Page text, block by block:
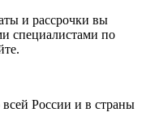
и рассрочки вы
специалистами по
России и в страны